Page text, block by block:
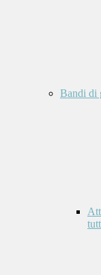
Bandi di